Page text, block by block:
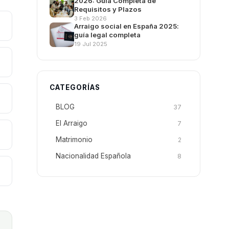
Requisitos y Plazos
3 Feb 2026
Arraigo social en España 2025:
guía legal completa
19 Jul 2025
CATEGORÍAS
BLOG 37
El Arraigo 7
Matrimonio 2
Nacionalidad Española 8